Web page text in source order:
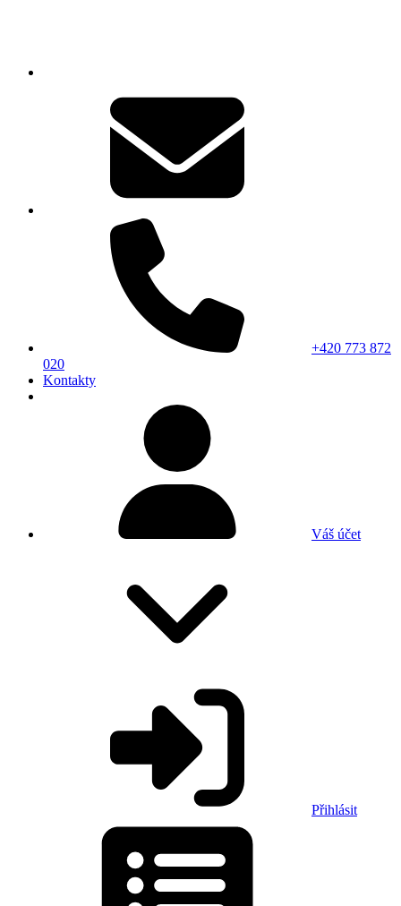
+420 773 872
020
Kontakty
Váš účet
Přihlásit